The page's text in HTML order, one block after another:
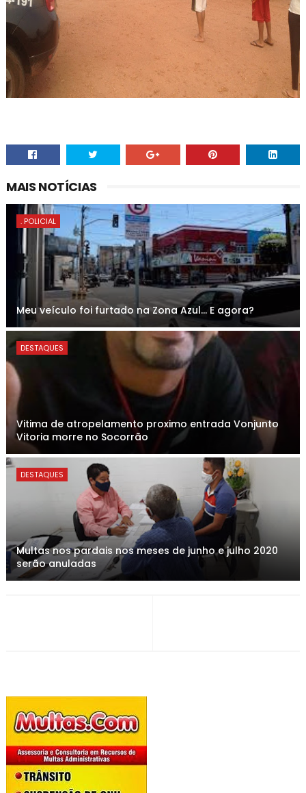
MAIS NOTÍCIAS
. POLICIAL
Meu veículo foi furtado na Zona Azul... E agora?
DESTAQUES
Vitima de atropelamento proximo entrada Vonjunto
Vitoria morre no Socorrão
DESTAQUES
Multas nos pardais nos meses de junho e julho 2020
serão anuladas